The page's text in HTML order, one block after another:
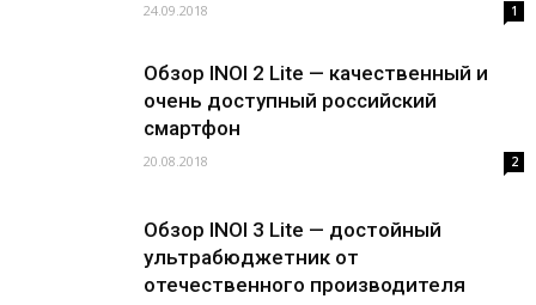
24.09.2018 1
Обзор INOI 2 Lite — качественный и
очень доступный российский
смартфон
20.08.2018 2
Обзор INOI 3 Lite — достойный
ультрабюджетник от
отечественного производителя